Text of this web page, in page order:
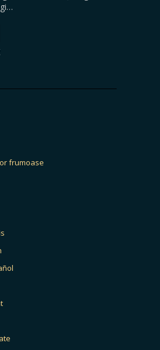
frumoase